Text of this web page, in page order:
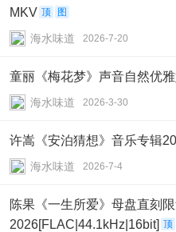
MKV 顶 图
海水味道 2026-7-20
童丽《梅花梦》声音自然优
海水味道 2026-3-30
许嵩《安泊猜想》音乐专辑
海水味道 2026-7-4
陈果《一生所爱》母盘直刻
2026[FLAC|44.1kHz|16bit] 顶